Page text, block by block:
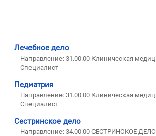
Лечебное дело
Направление: 31.00.00 Клиническая
Специалист
Педиатрия
Направление: 31.00.00 Клиническая
Специалист
Сестринское дело
Направление: 34.00.00 СЕСТРИНСКОЕ ДЕЛО